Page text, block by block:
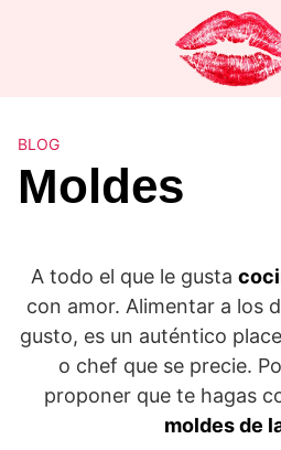
BLOG
Moldes
A todo el que le gusta
con amor. Alimentar a los
gusto, es un auténtico
o chef que se precie.
proponer que te hagas
moldes de